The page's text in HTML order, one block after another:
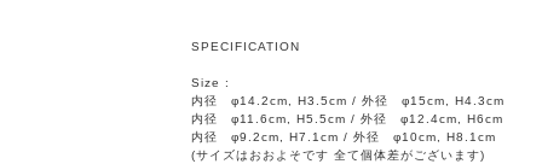
SPECIFICATION
Size :
内径 φ14.2cm, H3.5cm / 外径 φ15cm, H4.3cm
内径 φ11.6cm, H5.5cm / 外径 φ12.4cm, H6cm
内径 φ9.2cm, H7.1cm / 外径 φ10cm, H8.1cm
(サイズはおおよそです 全て個体差がございます)